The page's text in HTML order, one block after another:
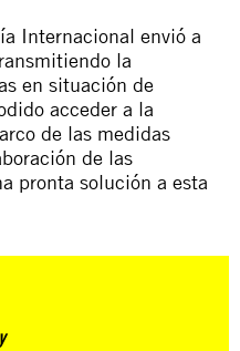
Internacional envió a
la
en situación de
acceder a la
de las medidas
de las
pronta solución a esta